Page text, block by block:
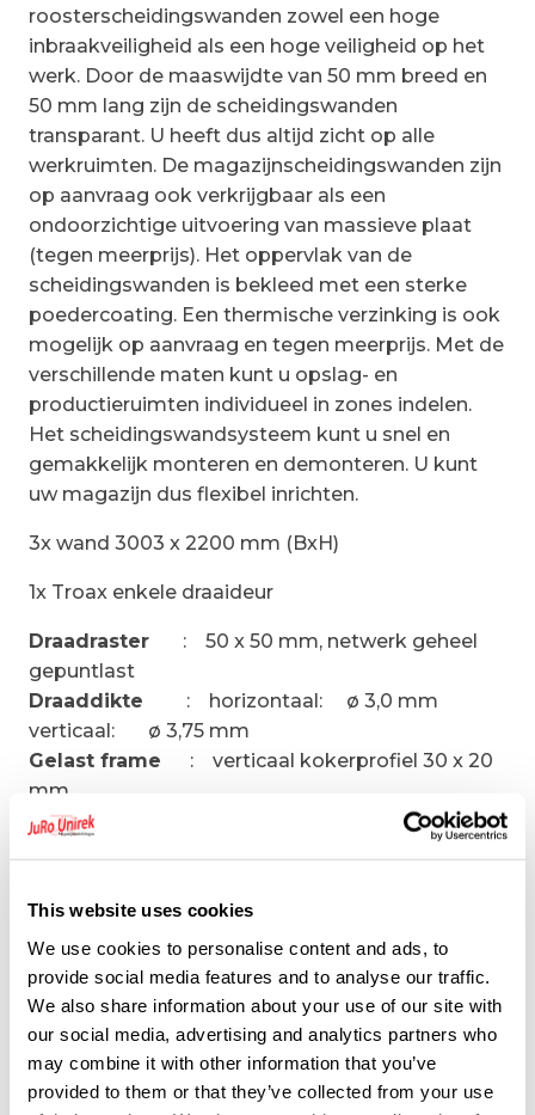
This website uses cookies
We use cookies to personalise content and ads, to
provide social media features and to analyse our traffic.
We also share information about your use of our site with
our social media, advertising and analytics partners who
may combine it with other information that you’ve
provided to them or that they’ve collected from your use
roosterscheidingswanden zowel een hoge
inbraakveiligheid als een hoge veiligheid op het
werk. Door de maaswijdte van 50 mm breed en
50 mm lang zijn de scheidingswanden
transparant. U heeft dus altijd zicht op alle
werkruimten. De magazijnscheidingswanden zijn
op aanvraag ook verkrijgbaar als een
ondoorzichtige uitvoering van massieve plaat
(tegen meerprijs). Het oppervlak van de
scheidingswanden is bekleed met een sterke
poedercoating. Een thermische verzinking is ook
mogelijk op aanvraag en tegen meerprijs. Met de
verschillende maten kunt u opslag- en
productieruimten individueel in zones indelen.
Het scheidingswandsysteem kunt u snel en
gemakkelijk monteren en demonteren. U kunt
uw magazijn dus flexibel inrichten.
3x wand 3003 x 2200 mm (BxH)
1x Troax enkele draaideur
Draadraster : 50 x 50 mm, netwerk geheel
gepuntlast
Draaddikte : horizontaal: ø 3,0 mm
verticaal: ø 3,75 mm
Gelast frame : verticaal kokerprofiel 30 x 20
mm
horizontaal kokerprofiel 30 x 20 mm
Vrije hoogte vanaf vloer
gemonteerd
Staander: kokerprofiel 60 x 40 mm met
kruisvormige voetplaat, (159 x 118 mm)
standaardhoogte 2.200 mm of 3.000 mm
kokerprofiel 80 x 80 mm met rechthoekige
voetplaat (200 x 200 mm)